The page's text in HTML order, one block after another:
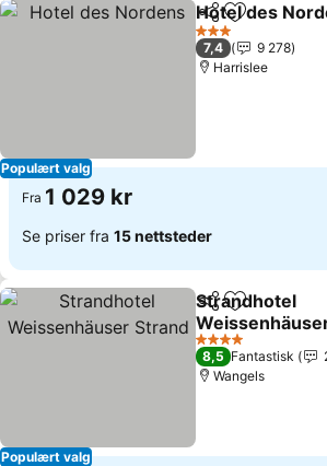
Populært valg
Del Legg til i
Hotel des
3 Stjerner
7,4
9 278
Harrislee
Fra 1 029 kr
Se priser fra 15 nettsteder
Populært valg
Del Legg til i
Strandhotel
4 Stjerner
8,5 Fantastisk
Wangels